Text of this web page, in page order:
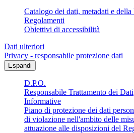
Catalogo dei dati, metadati e della
Regolamenti
Obiettivi di accessibilità
Dati ulteriori
Privacy - responsabile protezione dati
Espandi
D.P.O.
Responsabile Trattamento dei Dati
Informative
Piano di protezione dei dati
di violazione nell'ambito delle
attuazione alle disposizioni del